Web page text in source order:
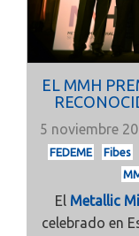
EL MMH
5 noviembre
FEDEME Fibes
El Metallic
celebrado en